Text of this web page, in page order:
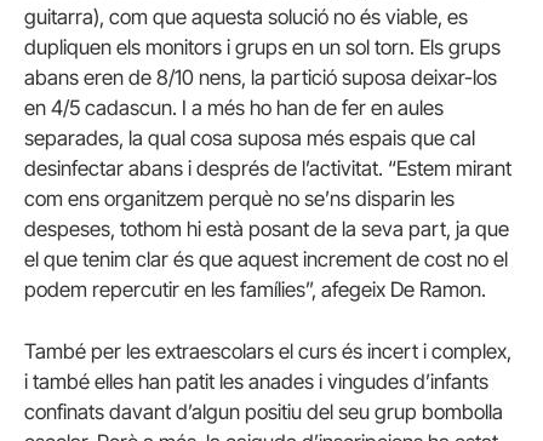
guitarra), com que aquesta solució no és viable, es
dupliquen els monitors i grups en un sol torn. Els grups
abans eren de 8/10 nens, la partició suposa deixar-los
en 4/5 cadascun. I a més ho han de fer en aules
separades, la qual cosa suposa més espais que cal
desinfectar abans i després de l’activitat. “Estem mirant
com ens organitzem perquè no se’ns disparin les
despeses, tothom hi està posant de la seva part, ja que
el que tenim clar és que aquest increment de cost no el
podem repercutir en les famílies”, afegeix De Ramon.
També per les extraescolars el curs és incert i complex,
i també elles han patit les anades i vingudes d’infants
confinats davant d’algun positiu del seu grup bombolla